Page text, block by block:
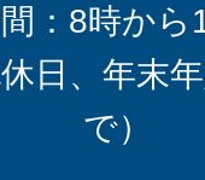
：8時から
休日、年末
で）